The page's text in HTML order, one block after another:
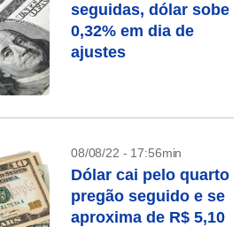
seguidas, dólar sobe
0,32% em dia de
ajustes
08/08/22 - 17:56min
Dólar cai pelo quarto
pregão seguido e se
aproxima de R$ 5,10